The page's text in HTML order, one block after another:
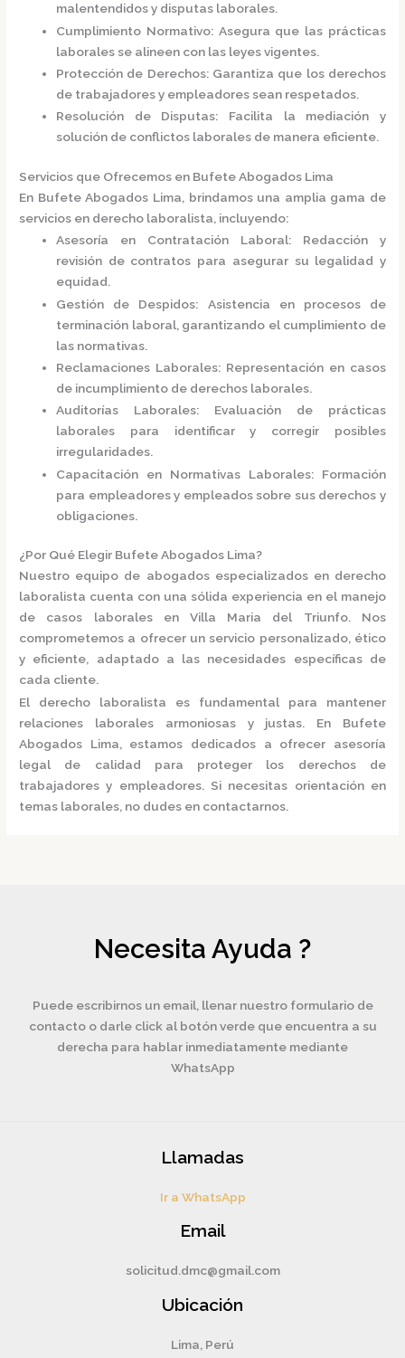
malentendidos y disputas laborales.
Cumplimiento Normativo: Asegura que las prácticas
laborales se alineen con las leyes vigentes.
Protección de Derechos: Garantiza que los derechos
de trabajadores y empleadores sean respetados.
Resolución de Disputas: Facilita la mediación y
solución de conflictos laborales de manera eficiente.
Servicios que Ofrecemos en Bufete Abogados Lima
En Bufete Abogados Lima, brindamos una amplia gama de
servicios en derecho laboralista, incluyendo:
Asesoría en Contratación Laboral: Redacción y
revisión de contratos para asegurar su legalidad y
equidad.
Gestión de Despidos: Asistencia en procesos de
terminación laboral, garantizando el cumplimiento de
las normativas.
Reclamaciones Laborales: Representación en casos
de incumplimiento de derechos laborales.
Auditorías Laborales: Evaluación de prácticas
laborales para identificar y corregir posibles
irregularidades.
Capacitación en Normativas Laborales: Formación
para empleadores y empleados sobre sus derechos y
obligaciones.
¿Por Qué Elegir Bufete Abogados Lima?
Nuestro equipo de abogados especializados en derecho
laboralista cuenta con una sólida experiencia en el manejo
de casos laborales en Villa Maria del Triunfo.
Nos
comprometemos a ofrecer un servicio personalizado, ético
y eficiente, adaptado a las necesidades específicas de
cada cliente.
El derecho laboralista es fundamental para mantener
relaciones laborales armoniosas y justas.
En Bufete
Abogados Lima, estamos dedicados a ofrecer asesoría
legal de calidad para proteger los derechos de
trabajadores y empleadores. Si necesitas orientación en
temas laborales, no dudes en contactarnos.
Necesita Ayuda ?
Puede escribirnos un email, llenar nuestro formulario de
contacto o darle click al botón verde que encuentra a su
derecha para hablar inmediatamente mediante
WhatsApp
Llamadas
Ir a WhatsApp
Email
solicitud.dmc@gmail.com
Ubicación
Lima, Perú